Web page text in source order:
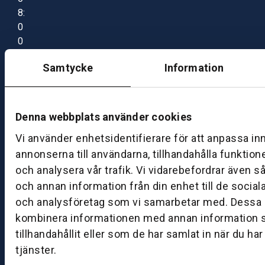
Samtycke Information
Denna webbplats använder cookies
Vi använder enhetsidentifierare för att anpassa
annonserna till användarna, tillhandahålla
och analysera vår trafik. Vi vidarebefordrar även
och annan information från din enhet till de
och analysföretag som vi samarbetar med. Dessa
kombinera informationen med annan information
tillhandahållit eller som de har samlat in när du
tjänster.
8:
0
0
7:
0
B
S
k
ö
v
d